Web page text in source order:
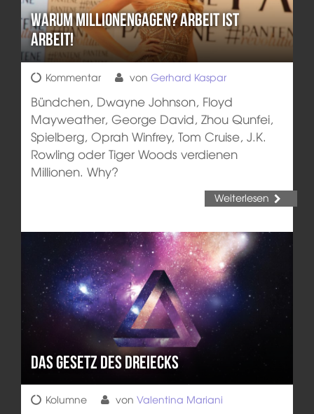
Warum Millionengagen? Arbeit ist
Arbeit!
Kommentar von Gerhard Kaspar
Bündchen, Dwayne Johnson, Floyd
Mayweather, George David, Zhou Qunfei,
Spielberg, Oprah Winfrey, Tom Cruise, J.K.
Rowling oder Tiger Woods verdienen
Millionen. Why?
Weiterlesen
Das Gesetz des Dreiecks
Kolumne von Valentina Mariani